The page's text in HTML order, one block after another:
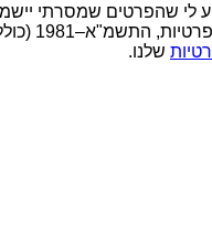
לי שהפרטים שמסרתי
שלנו.